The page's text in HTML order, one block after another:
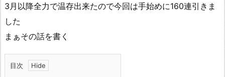
3月以降全力で温存出来たので今回は手始めに160連引きま
した
まぁその話を書く
目次